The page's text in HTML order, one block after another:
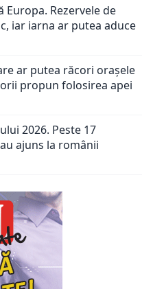
Rezervele de
iar iarna ar putea aduce
ar putea răcori orașele
propun folosirea apei
2026. Peste 17
ajuns la românii